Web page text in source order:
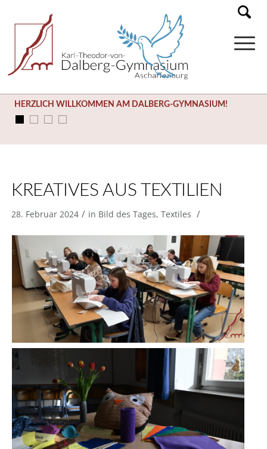
HERZLICH WILLKOMMEN AM DALBERG-GYMNASIUM!
KREATIVES AUS TEXTILIEN
28. Februar 2024 / in Bild des Tages, Textiles /